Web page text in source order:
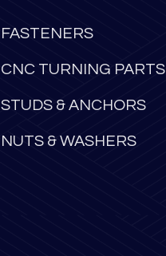
FASTENERS
CNC TURNING PARTS
STUDS & ANCHORS
NUTS & WASHERS